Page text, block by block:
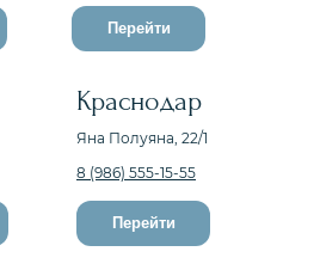
Перейти
Краснодар
Яна Полуяна, 22/1
8 (986) 555-15-55
Перейти